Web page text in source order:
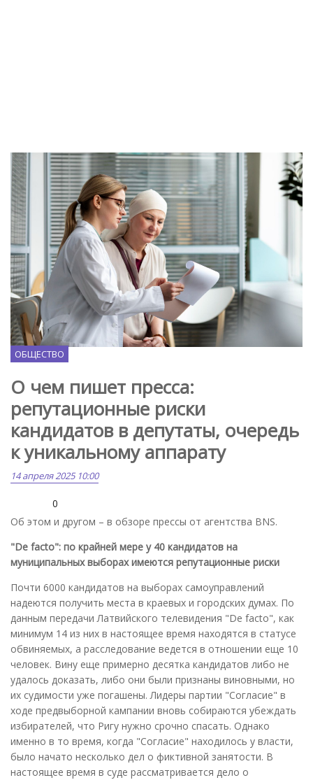
Freepik.com
ОБЩЕСТВО
О чем пишет пресса:
репутационные риски
кандидатов в депутаты, очередь
к уникальному аппарату
14 апреля 2025 10:00
0
Об этом и другом – в обзоре прессы от агентства BNS.
"De facto": по крайней мере у 40 кандидатов на
муниципальных выборах имеются репутационные риски
Почти 6000 кандидатов на выборах самоуправлений
надеются получить места в краевых и городских думах. По
данным передачи Латвийского телевидения "De facto", как
минимум 14 из них в настоящее время находятся в статусе
обвиняемых, а расследование ведется в отношении еще 10
человек. Вину еще примерно десятка кандидатов либо не
удалось доказать, либо они были признаны виновными, но
их судимости уже погашены. Лидеры партии "Согласие" в
ходе предвыборной кампании вновь собираются убеждать
избирателей, что Ригу нужно срочно спасать. Однако
именно в то время, когда "Согласие" находилось у власти,
было начато несколько дел о фиктивной занятости. В
настоящее время в суде рассматривается дело о